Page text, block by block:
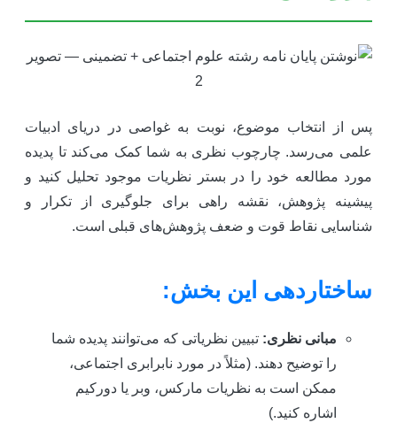
از انتخاب موضوع، نوبت به غواصی در دریای ادبیات
می‌رسد. چارچوب نظری به شما کمک می‌کند تا پدیده
مطالعه خود را در بستر نظریات موجود تحلیل کنید و
پژوهش، نقشه راهی برای جلوگیری از تکرار و
نقاط قوت و ضعف پژوهش‌های قبلی است.
این بخش:
مبانی نظری:تبیین نظریاتی که می‌توانند پدیده شما
را توضیح دهند. (مثلاً در مورد نابرابری اجتماعی،
ممکن است به نظریات مارکس، وبر یا دورکیم
اشاره کنید.)